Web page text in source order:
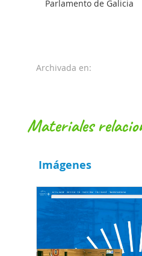
Parlamento de Galicia
Archivada en:
materiales
Imágenes